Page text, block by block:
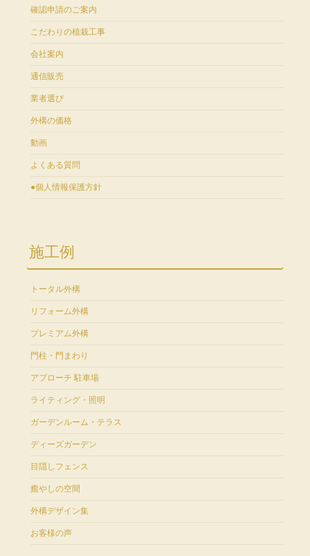
確認申請のご案内
こだわりの植栽工事
会社案内
通信販売
業者選び
外構の価格
動画
よくある質問
●個人情報保護方針
施工例
トータル外構
リフォーム外構
プレミアム外構
門柱・門まわり
アプローチ 駐車場
ライティング・照明
ガーデンルーム・テラス
ディーズガーデン
目隠しフェンス
癒やしの空間
外構デザイン集
お客様の声